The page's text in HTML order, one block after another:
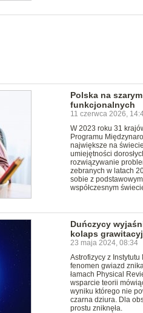
Polska na
funkcjonalnych
11 czerwca 2026,
W 2023 roku 31
Programu
największe na
umiejętności
rozwiązywanie
zebranych w latach
sobie z
współczesnym
Duńczycy
kolaps
23 maja 2024, 08:34
Astrofizycy z
fenomen gwiazd
łamach Physical
wsparcie teorii
wyniku którego nie
czarna dziura. Dla
prostu zniknęła.